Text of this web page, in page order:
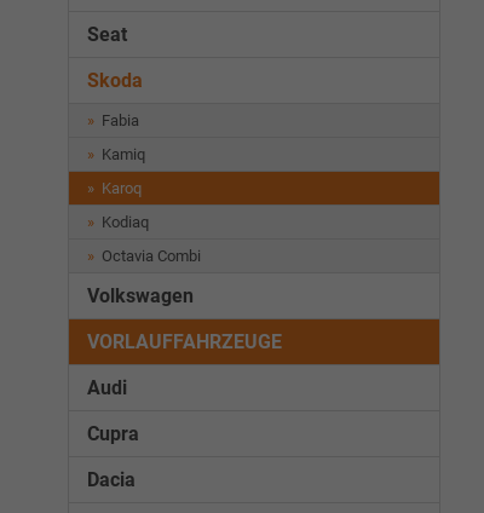
Seat
Skoda
Fabia
Kamiq
Karoq
Kodiaq
Octavia Combi
Volkswagen
VORLAUFFAHRZEUGE
Audi
Cupra
Dacia